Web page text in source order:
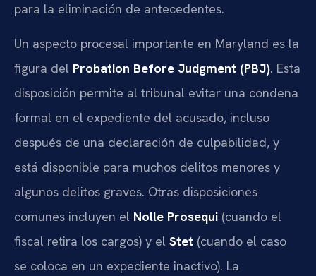
para la eliminación de antecedentes.
Un aspecto procesal importante en Maryland es la
figura del Probation Before Judgment (PBJ). Esta
disposición permite al tribunal evitar una condena
formal en el expediente del acusado, incluso
después de una declaración de culpabilidad, y
está disponible para muchos delitos menores y
algunos delitos graves. Otras disposiciones
comunes incluyen el Nolle Prosequi (cuando el
fiscal retira los cargos) y el Stet (cuando el caso
se coloca en un expediente inactivo). La